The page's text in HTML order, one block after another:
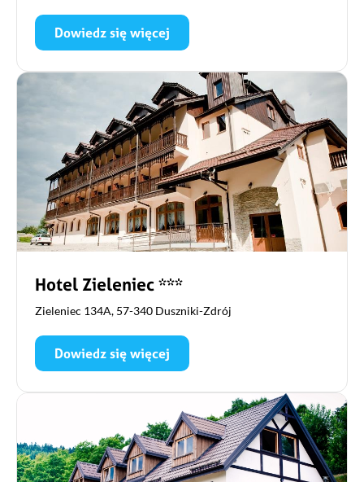
Dowiedz się więcej
Hotel Zieleniec ***
Zieleniec 134A, 57-340 Duszniki-Zdrój
Dowiedz się więcej